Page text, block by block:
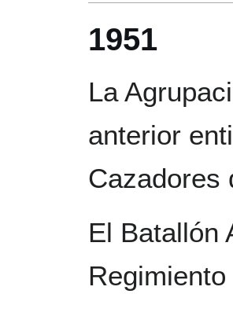
1951
La
anterior
Cazadores
El Batallón
Regimiento